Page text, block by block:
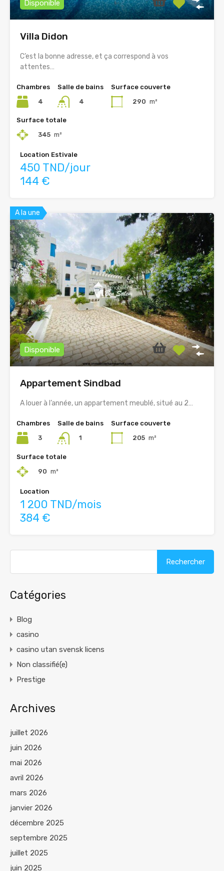
Disponible
Villa Didon
C’est la bonne adresse, et ça correspond à vos
attentes…
Chambres
4
Salle de bains
4
Surface couverte
290 m²
Surface totale
345 m²
Location Estivale
450 TND/jour
144 €
A la une
Disponible
Appartement Sindbad
A louer à l’année, un appartement meublé, situé au 2…
Chambres
3
Salle de bains
1
Surface couverte
205 m²
Surface totale
90 m²
Location
1 200 TND/mois
384 €
Catégories
Blog
casino
casino utan svensk licens
Non classifié(e)
Prestige
Archives
juillet 2026
juin 2026
mai 2026
avril 2026
mars 2026
janvier 2026
décembre 2025
septembre 2025
juillet 2025
juin 2025